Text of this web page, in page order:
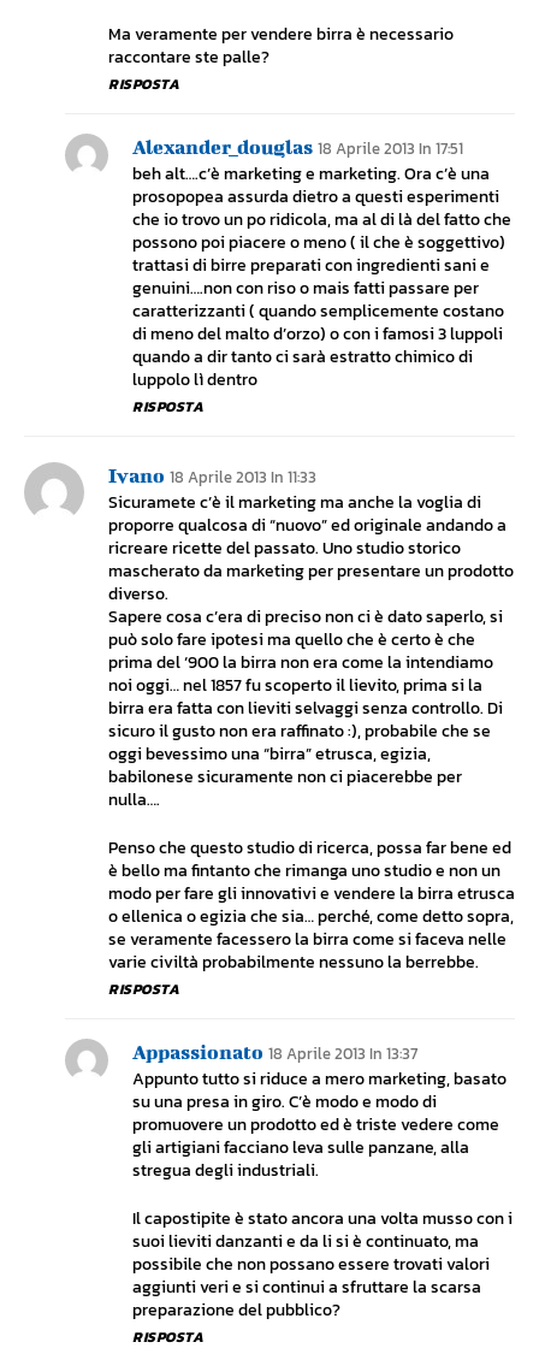
Ma veramente per vendere birra è necessario
raccontare ste palle?
RISPOSTA
Alexander_douglas 18 Aprile 2013 In 17:51
beh alt….c’è marketing e marketing. Ora c’è una
prosopopea assurda dietro a questi esperimenti
che io trovo un po ridicola, ma al di là del fatto che
possono poi piacere o meno ( il che è soggettivo)
trattasi di birre preparati con ingredienti sani e
genuini….non con riso o mais fatti passare per
caratterizzanti ( quando semplicemente costano
di meno del malto d’orzo) o con i famosi 3 luppoli
quando a dir tanto ci sarà estratto chimico di
luppolo lì dentro
RISPOSTA
Ivano 18 Aprile 2013 In 11:33
Sicuramete c’è il marketing ma anche la voglia di
proporre qualcosa di “nuovo” ed originale andando a
ricreare ricette del passato. Uno studio storico
mascherato da marketing per presentare un prodotto
diverso.
Sapere cosa c’era di preciso non ci è dato saperlo, si
può solo fare ipotesi ma quello che è certo è che
prima del ‘900 la birra non era come la intendiamo
noi oggi… nel 1857 fu scoperto il lievito, prima si la
birra era fatta con lieviti selvaggi senza controllo. Di
sicuro il gusto non era raffinato :), probabile che se
oggi bevessimo una “birra” etrusca, egizia,
babilonese sicuramente non ci piacerebbe per
nulla….
Penso che questo studio di ricerca, possa far bene ed
è bello ma fintanto che rimanga uno studio e non un
modo per fare gli innovativi e vendere la birra etrusca
o ellenica o egizia che sia… perché, come detto sopra,
se veramente facessero la birra come si faceva nelle
varie civiltà probabilmente nessuno la berrebbe.
RISPOSTA
Appassionato 18 Aprile 2013 In 13:37
Appunto tutto si riduce a mero marketing, basato
su una presa in giro. C’è modo e modo di
promuovere un prodotto ed è triste vedere come
gli artigiani facciano leva sulle panzane, alla
stregua degli industriali.
Il capostipite è stato ancora una volta musso con i
suoi lieviti danzanti e da li si è continuato, ma
possibile che non possano essere trovati valori
aggiunti veri e si continui a sfruttare la scarsa
preparazione del pubblico?
RISPOSTA